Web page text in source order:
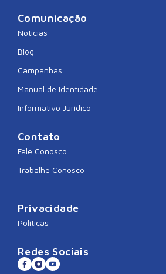
Comunicação
Notícias
Blog
Campanhas
Manual de Identidade
Informativo Jurídico
Contato
Fale Conosco
Trabalhe Conosco
Privacidade
Políticas
Redes Sociais